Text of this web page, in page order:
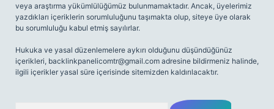
veya araştırma yükümlülüğümüz bulunmamaktadır. Ancak, üyelerimiz
yazdıkları içeriklerin sorumluluğunu taşımakta olup, siteye üye olarak
bu sorumluluğu kabul etmiş sayılırlar.
Hukuka ve yasal düzenlemelere aykırı olduğunu düşündüğünüz
içerikleri, backlinkpanelicomtr@gmail.com adresine bildirmeniz halinde,
ilgili içerikler yasal süre içerisinde sitemizden kaldırılacaktır.